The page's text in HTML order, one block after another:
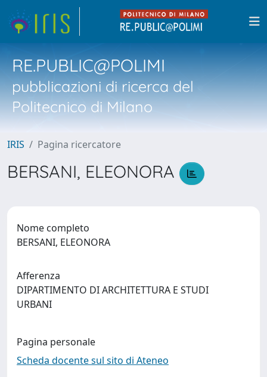
RE.PUBLIC@POLIMI
pubblicazioni di ricerca del
Politecnico di Milano
IRIS Pagina ricercatore
BERSANI, ELEONORA
Nome completo
BERSANI, ELEONORA
Afferenza
DIPARTIMENTO DI ARCHITETTURA E STUDI
URBANI
Pagina personale
Scheda docente sul sito di Ateneo